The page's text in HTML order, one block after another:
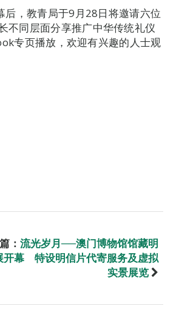
后，教青局于9月28日将邀请六位
不同层面分享推广中华传统礼仪
专页播放，欢迎有兴趣的人士观
： 流光岁月──澳门博物馆馆藏明
开幕 特设明信片代寄服务及虚拟
实景展览